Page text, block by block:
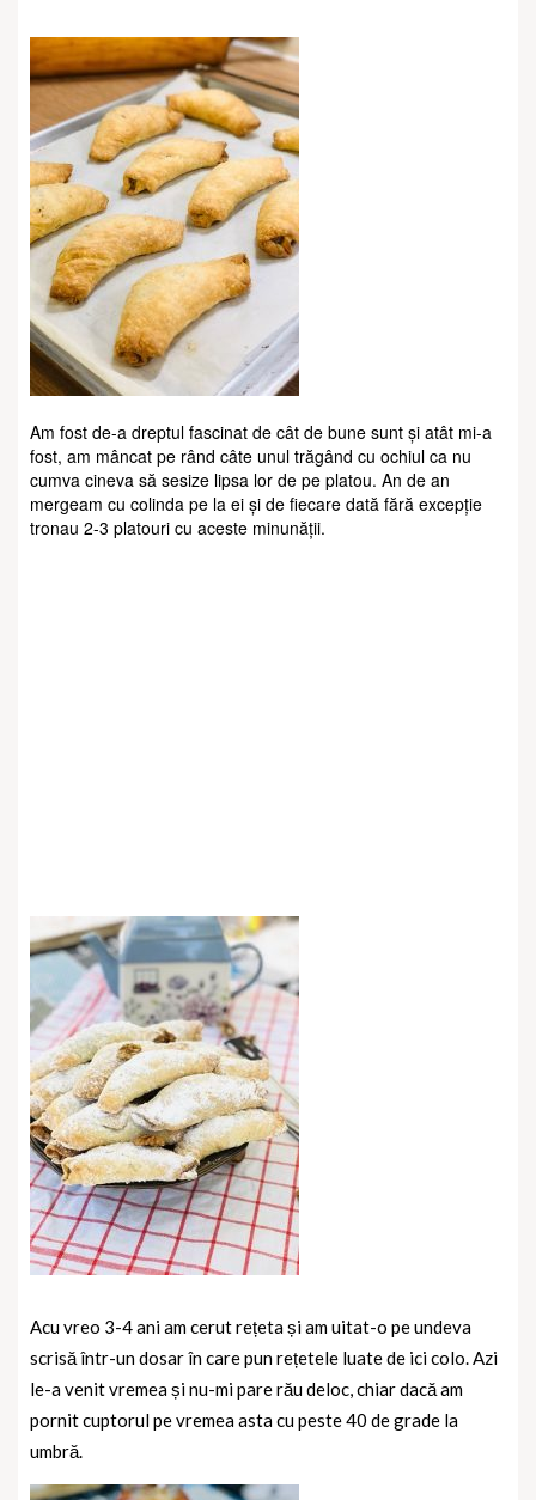
Am fost de-a dreptul fascinat de cât de bune sunt și atât mi-a
fost, am mâncat pe rând câte unul trăgând cu ochiul ca nu
cumva cineva să sesize lipsa lor de pe platou. An de an
mergeam cu colinda pe la ei și de fiecare dată fără excepție
tronau 2-3 platouri cu aceste minunății.
Acu vreo 3-4 ani am cerut rețeta și am uitat-o pe undeva
scrisă într-un dosar în care pun rețetele luate de ici colo. Azi
le-a venit vremea și nu-mi pare rău deloc, chiar dacă am
pornit cuptorul pe vremea asta cu peste 40 de grade la
umbră.